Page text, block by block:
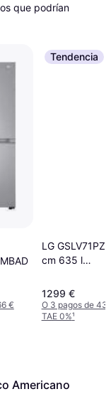
que podrían
€
Tendencia
LG
cm 635 l
Inox
1299 €
O 3 pagos de
TAE 0%¹
Americano